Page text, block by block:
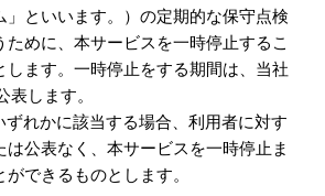
」といいます。）の定期的な保守点検
ために、本サービスを一時停止するこ
します。一時停止をする期間は、当社
表します。
ずれかに該当する場合、利用者に対す
は公表なく、本サービスを一時停止ま
できるものとします。